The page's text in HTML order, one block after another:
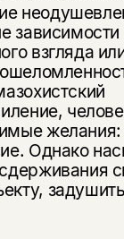
зависимости
взгляда
желания:
Однако